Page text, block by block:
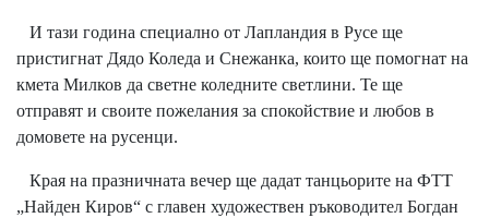
И тази година специално от Лапландия в Русе ще
пристигнат Дядо Коледа и Снежанка, които ще помогнат на
кмета Милков да светне коледните светлини. Те ще
отправят и своите пожелания за спокойствие и любов в
домовете на русенци.
Края на празничната вечер ще дадат танцьорите на ФТТ
„Найден Киров“ с главен художествен ръководител Богдан